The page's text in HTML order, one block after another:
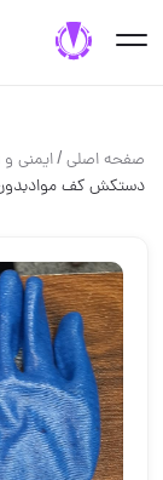
صفحه اصلی/ایمنی و
دستکش کف